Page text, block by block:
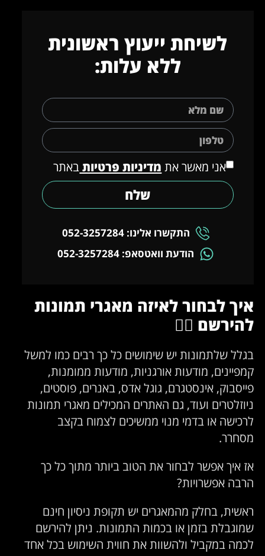
לשיחת ייעוץ ראשונית
ללא עלות:
אני מאשר את מדיניות פרטיותבאתר
שלח
התקשרו אלינו: 052-3257284
הודעת וואטסאפ: 052-3257284
איך לבחור לאיזה מאגרי תמונות
להירשם ✍🏻
בגלל שלתמונות יש שימושים כל כך רבים כמו למשל
קמפיינים, מודעות אורגניות, מודעות ממומנות,
פייסבוק, אינסטגרם, גוגל אדס, באנרים, פוסטים,
ניוזלטרים ועוד, גם האתרים המכילים מאגרי תמונות
לרכישה או בדמי מנוי ממשיכים לצמוח בקצב
מסחרר.
אז איך אפשר לבחור את הטוב ביותר מתוך כל כך
הרבה אפשרויות?
ראשית, בחלק מהמאגרים יש תקופת ניסיון חינם
שמוגבלת בזמן או בכמות התמונות. ניתן להירשם
לכמה במקביל ולהשוות את חווית השימוש בכל אחד